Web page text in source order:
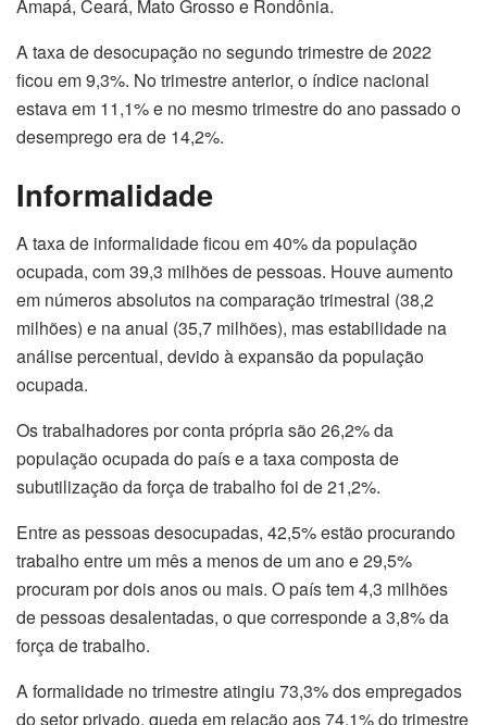
Amapá, Ceará, Mato Grosso e Rondônia.
A taxa de desocupação no segundo trimestre de 2022
ficou em 9,3%. No trimestre anterior, o índice nacional
estava em 11,1% e no mesmo trimestre do ano passado o
desemprego era de 14,2%.
Informalidade
A taxa de informalidade ficou em 40% da população
ocupada, com 39,3 milhões de pessoas. Houve aumento
em números absolutos na comparação trimestral (38,2
milhões) e na anual (35,7 milhões), mas estabilidade na
análise percentual, devido à expansão da população
ocupada.
Os trabalhadores por conta própria são 26,2% da
população ocupada do país e a taxa composta de
subutilização da força de trabalho foi de 21,2%.
Entre as pessoas desocupadas, 42,5% estão procurando
trabalho entre um mês a menos de um ano e 29,5%
procuram por dois anos ou mais. O país tem 4,3 milhões
de pessoas desalentadas, o que corresponde a 3,8% da
força de trabalho.
A formalidade no trimestre atingiu 73,3% dos empregados
do setor privado, queda em relação aos 74,1% do trimestre